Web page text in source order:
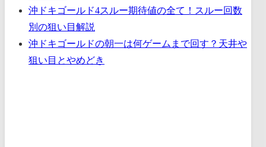
沖ドキゴールド4スルー期待値の全て！スルー回数
別の狙い目解説
沖ドキゴールドの朝一は何ゲームまで回す？天井や
狙い目とやめどき